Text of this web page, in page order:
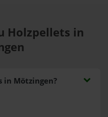
Holzpellets in
in Mötzingen?